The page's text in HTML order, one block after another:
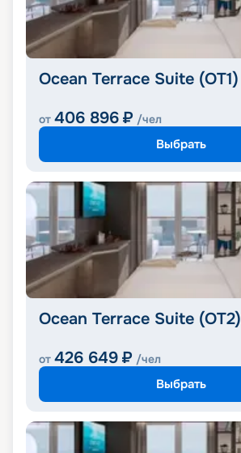
Ocean Terrace Suite (OT1)
от 406 896 ₽ /чел
Выбрать
Ocean Terrace Suite (OT2)
от 426 649 ₽ /чел
Выбрать